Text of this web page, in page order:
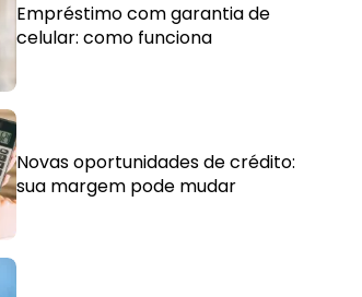
Empréstimo com garantia de
celular: como funciona
Novas oportunidades de crédito:
sua margem pode mudar